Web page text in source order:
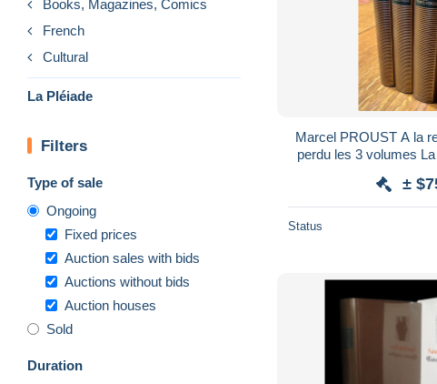
Books, Magazines, Comics
French
Cultural
La Pléiade
Filters
Type of sale
Ongoing
Fixed prices
Auction sales with bids
Auctions without bids
Auction houses
Sold
Duration
Marcel PROUST A la
perdu les 3 volumes
±
Status